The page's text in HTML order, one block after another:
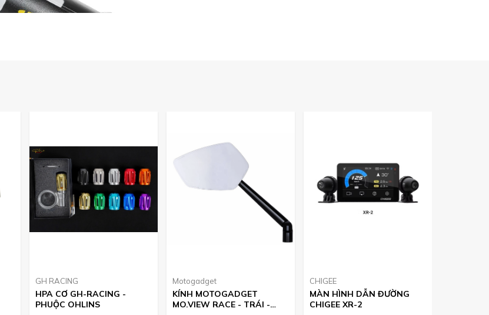
GH RACING
HPA CƠ GH-RACING -
PHUỘC OHLINS
Motogadget
KÍNH MOTOGADGET
MO.VIEW RACE - TRÁI -
CHIGEE
MÀN HÌNH DẪN ĐƯỜNG
CHIGEE XR-2